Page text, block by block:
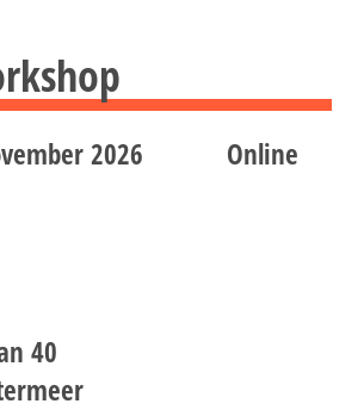
2026 Online
40